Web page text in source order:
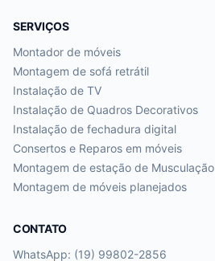
SERVIÇOS
Montador de móveis
Montagem de sofá retrátil
Instalação de TV
Instalação de Quadros Decorativos
Instalação de fechadura digital
Consertos e Reparos em móveis
Montagem de estação de Musculação
Montagem de móveis planejados
CONTATO
WhatsApp: (19) 99802-2856